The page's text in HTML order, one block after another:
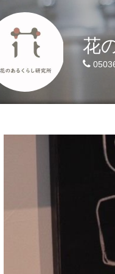
花